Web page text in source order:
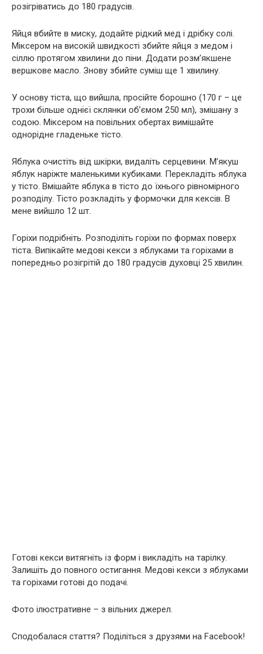
розігріватись до 180 градусів.
Яйця вбийте в миску, додайте рідкий мед і дрібку солі.
Міксером на високій швидкості збийте яйця з медом і
сіллю протягом хвилини до піни. Додати розм’якшене
вершкове масло. Знову збийте суміш ще 1 хвилину.
У основу тіста, що вийшла, просійте борошно (170 г – це
трохи більше однієї склянки об’ємом 250 мл), змішану з
содою. Міксером на повільних обертах вимішайте
однорідне гладеньке тісто.
Яблука очистіть від шкірки, видаліть серцевини. М’якуш
яблук наріжте маленькими кубиками. Перекладіть яблука
у тісто. Вмішайте яблука в тісто до їхнього рівномірного
розподілу. Тісто розкладіть у формочки для кексів. В
мене вийшло 12 шт.
Горіхи подрібніть. Розподіліть горіхи по формах поверх
тіста. Випікайте медові кекси з яблуками та горіхами в
попередньо розігрітій до 180 градусів духовці 25 хвилин.
Готові кекси витягніть із форм і викладіть на тарілку.
Залишіть до повного остигання. Медові кекси з яблуками
та горіхами готові до подачі.
Фото ілюстративне – з вільних джерел.
Сподобалася стаття? Поділіться з друзями на Facebook!